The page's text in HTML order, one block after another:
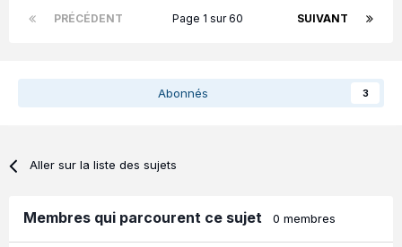
PRÉCÉDENT SUIVANT
Page 1 sur 60
Abonnés 3
Aller sur la liste des sujets
Membres qui parcourent ce sujet 0 membres